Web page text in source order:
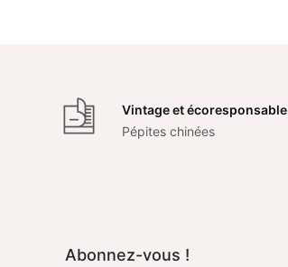
Vintage et écoresponsable
Pépites chinées
Abonnez-vous !